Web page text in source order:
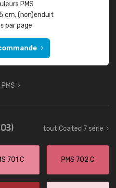
PMS
cm, (non)enduit
par page
tout Coated 7 série
701 C PMS 702 C